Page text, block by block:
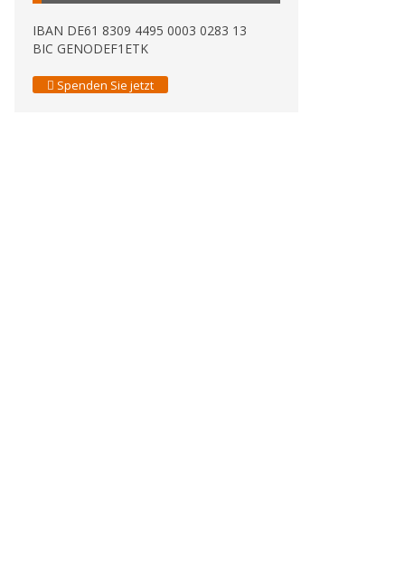
IBAN DE61 8309 4495 0003 0283 13
BIC GENODEF1ETK
Spenden Sie jetzt